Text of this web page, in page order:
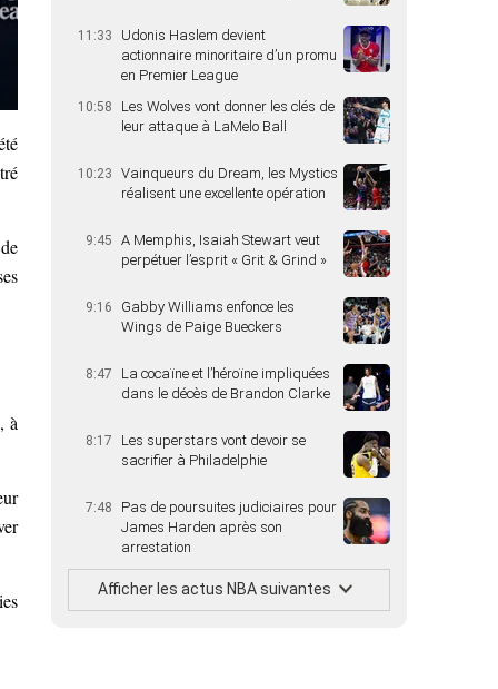
à
11:33
Udonis Haslem devient
actionnaire minoritaire d’un promu
en Premier League
10:58
Les Wolves vont donner les clés de
leur attaque à LaMelo Ball
10:23
Vainqueurs du Dream, les Mystics
réalisent une excellente opération
9:45
A Memphis, Isaiah Stewart veut
perpétuer l’esprit « Grit & Grind »
9:16
Gabby Williams enfonce les
Wings de Paige Bueckers
8:47
La cocaïne et l’héroïne impliquées
dans le décès de Brandon Clarke
8:17
Les superstars vont devoir se
sacrifier à Philadelphie
7:48
Pas de poursuites judiciaires pour
James Harden après son
arrestation
Afficher les actus NBA suivantes